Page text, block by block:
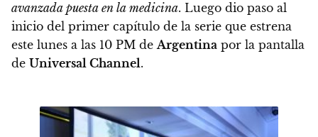
avanzada puesta en la medicina. Luego dio paso al
inicio del primer capítulo de la serie que estrena
este lunes a las 10 PM deArgentina por la pantalla
de Universal Channel.